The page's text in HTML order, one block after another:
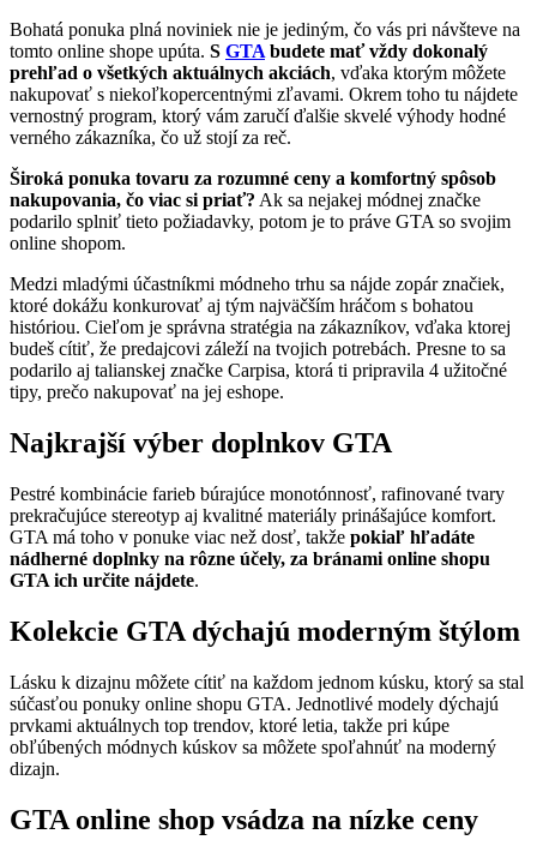
Bohatá ponuka plná noviniek nie je jediným, čo vás pri návšteve na
tomto online shope upúta. S GTA budete mať vždy dokonalý
prehľad o všetkých aktuálnych akciách, vďaka ktorým môžete
nakupovať s niekoľkopercentnými zľavami. Okrem toho tu nájdete
vernostný program, ktorý vám zaručí ďalšie skvelé výhody hodné
verného zákazníka, čo už stojí za reč.
Široká ponuka tovaru za rozumné ceny a komfortný spôsob
nakupovania, čo viac si priať? Ak sa nejakej módnej značke
podarilo splniť tieto požiadavky, potom je to práve GTA so svojim
online shopom.
Medzi mladými účastníkmi módneho trhu sa nájde zopár značiek,
ktoré dokážu konkurovať aj tým najväčším hráčom s bohatou
históriou. Cieľom je správna stratégia na zákazníkov, vďaka ktorej
budeš cítiť, že predajcovi záleží na tvojich potrebách. Presne to sa
podarilo aj talianskej značke Carpisa, ktorá ti pripravila 4 užitočné
tipy, prečo nakupovať na jej eshope.
Najkrajší výber doplnkov GTA
Pestré kombinácie farieb búrajúce monotónnosť, rafinované tvary
prekračujúce stereotyp aj kvalitné materiály prinášajúce komfort.
GTA má toho v ponuke viac než dosť, takže pokiaľ hľadáte
nádherné doplnky na rôzne účely, za bránami online shopu
GTA ich určite nájdete.
Kolekcie GTA dýchajú moderným štýlom
Lásku k dizajnu môžete cítiť na každom jednom kúsku, ktorý sa stal
súčasťou ponuky online shopu GTA. Jednotlivé modely dýchajú
prvkami aktuálnych top trendov, ktoré letia, takže pri kúpe
obľúbených módnych kúskov sa môžete spoľahnúť na moderný
dizajn.
GTA online shop vsádza na nízke ceny